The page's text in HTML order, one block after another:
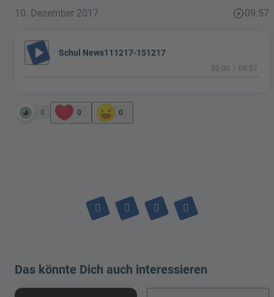
10. Dezember 2017 play_circle_outline09:57
play_arrow Schul News111217-151217
00:00 09:57
0 0 0
Das könnte Dich auch interessieren